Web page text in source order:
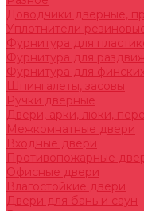
Доводчики дверные,
Уплотнители
Фурнитура для
Фурнитура для
Фурнитура для
Шпингалеты, засовы
Ручки дверные
Двери, арки, люки,
Межкомнатные двери
Входные двери
Противопожарные
Офисные двери
Влагостойкие двери
Двери для бань и саун